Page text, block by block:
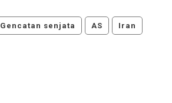
Gencatan senjata AS Iran